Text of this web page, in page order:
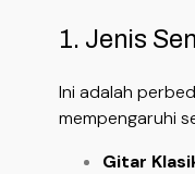
1. Jenis
Ini adalah
mempengaruhi
Gitar